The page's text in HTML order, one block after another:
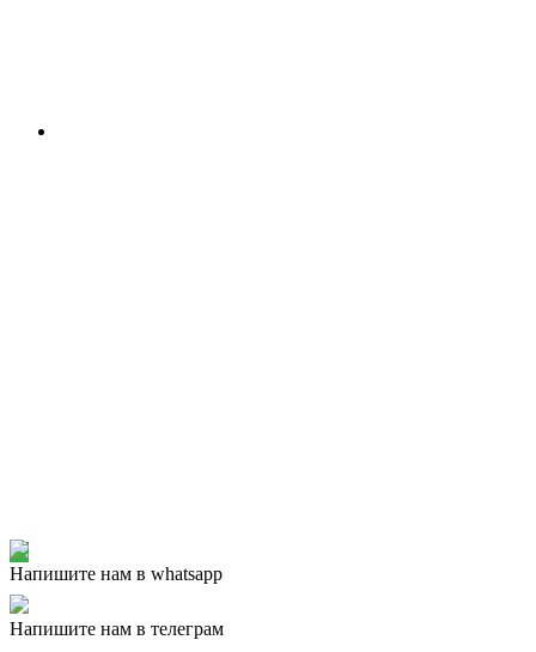
Напишите нам в whatsapp
Напишите нам в телеграм